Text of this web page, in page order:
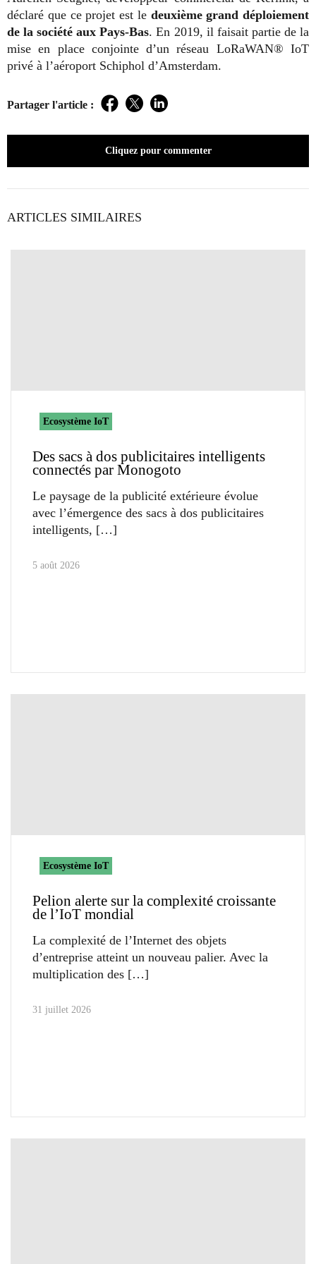
déclaré que ce projet est le deuxième grand déploiement
de la société aux Pays-Bas. En 2019, il faisait partie de la
mise en place conjointe d’un réseau LoRaWAN® IoT
privé à l’aéroport Schiphol d’Amsterdam.
Partager l'article : Facebook
TwitterLinkedIn
Cliquez pour commenter
ARTICLES SIMILAIRES
Ecosystème IoT
Des sacs à dos publicitaires intelligents
connectés par Monogoto
Le paysage de la publicité extérieure évolue
avec l’émergence des sacs à dos publicitaires
intelligents,
5 août 2026
Ecosystème IoT
Pelion alerte sur la complexité croissante
de l’IoT mondial
La complexité de l’Internet des objets
d’entreprise atteint un nouveau palier. Avec la
multiplication des
31 juillet 2026